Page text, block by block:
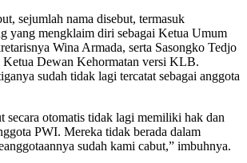
sejumlah nama disebut, termasuk
yang mengklaim diri sebagai Ketua Umum
Wina Armada, serta Sasongko Tedjo
Ketua Dewan Kehormatan versi KLB.
sudah tidak lagi tercatat sebagai anggota
secara otomatis tidak lagi memiliki hak dan
PWI. Mereka tidak berada dalam
sudah kami cabut,” imbuhnya.